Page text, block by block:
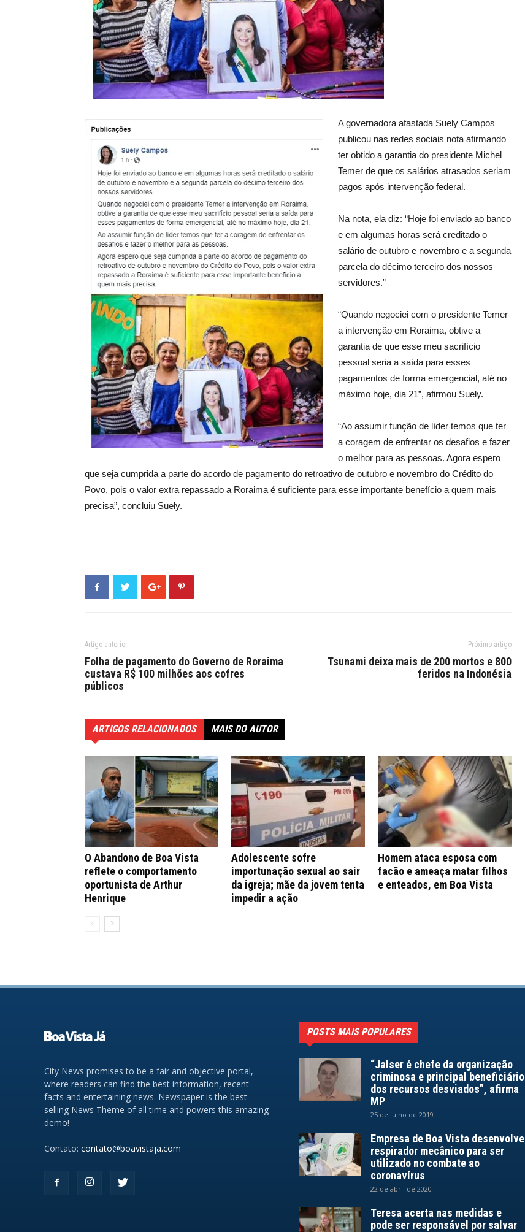
A governadora afastada Suely Campos
publicou nas redes sociais nota afirmando
ter obtido a garantia do presidente Michel
Temer de que os salários atrasados seriam
pagos após intervenção federal.
Na nota, ela diz: “Hoje foi enviado ao banco
e em algumas horas será creditado o
salário de outubro e novembro e a segunda
parcela do décimo terceiro dos nossos
servidores.”
“Quando negociei com o presidente Temer
a intervenção em Roraima, obtive a
garantia de que esse meu sacrifício
pessoal seria a saída para esses
pagamentos de forma emergencial, até no
máximo hoje, dia 21”, afirmou Suely.
“Ao assumir função de líder temos que ter
a coragem de enfrentar os desafios e fazer
o melhor para as pessoas. Agora espero
que seja cumprida a parte do acordo de pagamento do retroativo de outubro e novembro do Crédito do
Povo, pois o valor extra repassado a Roraima é suficiente para esse importante benefício a quem mais
precisa”, concluiu Suely.
Artigo anterior
Folha de pagamento do Governo de Roraima
custava R$ 100 milhões aos cofres
públicos
Próximo artigo
Tsunami deixa mais de 200 mortos e 800
feridos na Indonésia
ARTIGOS RELACIONADOS MAIS DO AUTOR
O Abandono de Boa Vista
reflete o comportamento
oportunista de Arthur
Henrique
Adolescente sofre
importunação sexual ao sair
da igreja; mãe da jovem tenta
impedir a ação
Homem ataca esposa com
facão e ameaça matar filhos
e enteados, em Boa Vista
City News promises to be a fair and objective portal,
where readers can find the best information, recent
facts and entertaining news. Newspaper is the best
selling News Theme of all time and powers this amazing
demo!
Contato: contato@boavistaja.com
POSTS MAIS POPULARES
“Jalser é chefe da organização
criminosa e principal beneficiário
dos recursos desviados”, afirma
MP
25 de julho de 2019
Empresa de Boa Vista desenvolve
respirador mecânico para ser
utilizado no combate ao
coronavírus
22 de abril de 2020
Teresa acerta nas medidas e
pode ser responsável por salvar